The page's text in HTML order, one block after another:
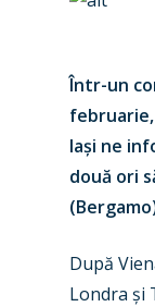
Într-un
Iași ne
două ori
După
Londra și